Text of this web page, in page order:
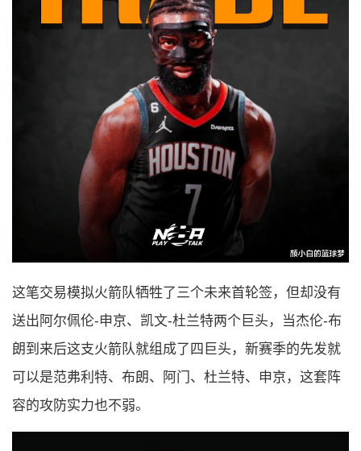
这笔交易模拟火箭队牺牲了三个未来首轮签，但却没有
送出阿尔佩伦-申京、凯文-杜兰特两个巨头，当杰伦-布
朗到来后这支火箭队就组成了四巨头，新赛季的先发就
可以是范弗利特、布朗、阿门、杜兰特、申京，这套阵
容的攻防实力也不弱。